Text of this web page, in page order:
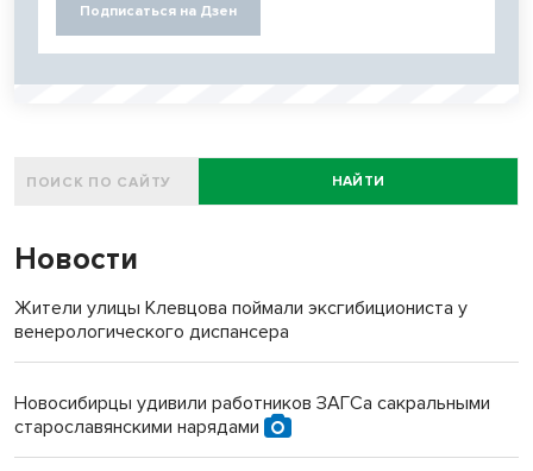
Подписаться на Дзен
НАЙТИ
Новости
Жители улицы Клевцова поймали эксгибициониста у
венерологического диспансера
Новосибирцы удивили работников ЗАГСа сакральными
старославянскими нарядами